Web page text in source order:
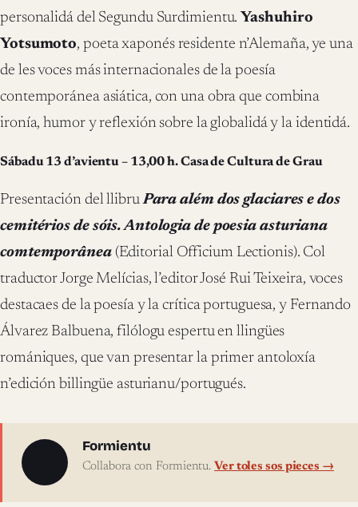
personalidá del Segundu Surdimientu. Yashuhiro
Yotsumoto, poeta xaponés residente n’Alemaña, ye una
de les voces más internacionales de la poesía
contemporánea asiática, con una obra que combina
ironía, humor y reflexión sobre la globalidá y la identidá.
Sábadu 13 d’avientu – 13,00 h. Casa de Cultura de Grau
Presentación del llibruPara além dos glaciares e dos
cemitérios de sóis. Antologia de poesia asturiana
comtemporânea(Editorial Officium Lectionis). Col
traductor Jorge Melícias, l’editor José Rui Teixeira, voces
destacaes de la poesía y la crítica portuguesa, y Fernando
Álvarez Balbuena, filólogu espertu en llingües
romániques, que van presentar la primer antoloxía
n’edición billingüe asturianu/portugués.
Sobre l'autor
Formientu
Collabora con Formientu. Ver toles sos pieces →